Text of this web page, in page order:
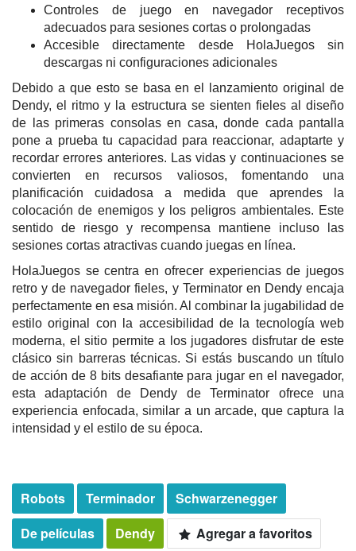
Controles de juego en navegador receptivos
adecuados para sesiones cortas o prolongadas
Accesible directamente desde HolaJuegos sin
descargas ni configuraciones adicionales
Debido a que esto se basa en el lanzamiento original de
Dendy, el ritmo y la estructura se sienten fieles al diseño
de las primeras consolas en casa, donde cada pantalla
pone a prueba tu capacidad para reaccionar, adaptarte y
recordar errores anteriores. Las vidas y continuaciones se
convierten en recursos valiosos, fomentando una
planificación cuidadosa a medida que aprendes la
colocación de enemigos y los peligros ambientales. Este
sentido de riesgo y recompensa mantiene incluso las
sesiones cortas atractivas cuando juegas en línea.
HolaJuegos se centra en ofrecer experiencias de juegos
retro y de navegador fieles, y Terminator en Dendy encaja
perfectamente en esa misión. Al combinar la jugabilidad de
estilo original con la accesibilidad de la tecnología web
moderna, el sitio permite a los jugadores disfrutar de este
clásico sin barreras técnicas. Si estás buscando un título
de acción de 8 bits desafiante para jugar en el navegador,
esta adaptación de Dendy de Terminator ofrece una
experiencia enfocada, similar a un arcade, que captura la
intensidad y el estilo de su época.
Robots Terminador
Schwarzenegger
De películas
Dendy
Agregar a favoritos